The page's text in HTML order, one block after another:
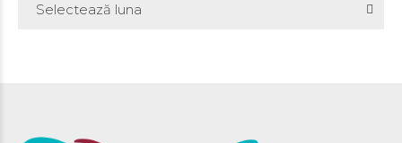
Selectează luna